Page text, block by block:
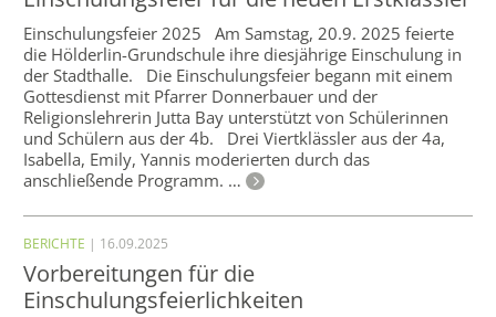
Einschulungsfeier 2025 Am Samstag, 20.9. 2025 feierte
die Hölderlin-Grundschule ihre diesjährige Einschulung in
der Stadthalle. Die Einschulungsfeier begann mit einem
Gottesdienst mit Pfarrer Donnerbauer und der
Religionslehrerin Jutta Bay unterstützt von Schülerinnen
und Schülern aus der 4b. Drei Viertklässler aus der 4a,
Isabella, Emily, Yannis moderierten durch das
anschließende Programm. …
BERICHTE | 16.09.2025
Vorbereitungen für die
Einschulungsfeierlichkeiten